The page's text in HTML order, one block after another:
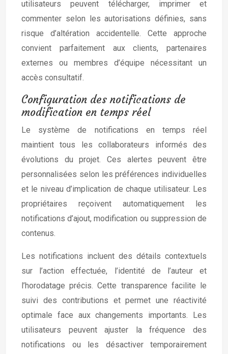
utilisateurs peuvent télécharger, imprimer et
commenter selon les autorisations définies, sans
risque d’altération accidentelle. Cette approche
convient parfaitement aux clients, partenaires
externes ou membres d’équipe nécessitant un
accès consultatif.
Configuration des notifications de
modification en temps réel
Le système de notifications en temps réel
maintient tous les collaborateurs informés des
évolutions du projet. Ces alertes peuvent être
personnalisées selon les préférences individuelles
et le niveau d’implication de chaque utilisateur. Les
propriétaires reçoivent automatiquement les
notifications d’ajout, modification ou suppression de
contenus.
Les notifications incluent des détails contextuels
sur l’action effectuée, l’identité de l’auteur et
l’horodatage précis. Cette transparence facilite le
suivi des contributions et permet une réactivité
optimale face aux changements importants. Les
utilisateurs peuvent ajuster la fréquence des
notifications ou les désactiver temporairement